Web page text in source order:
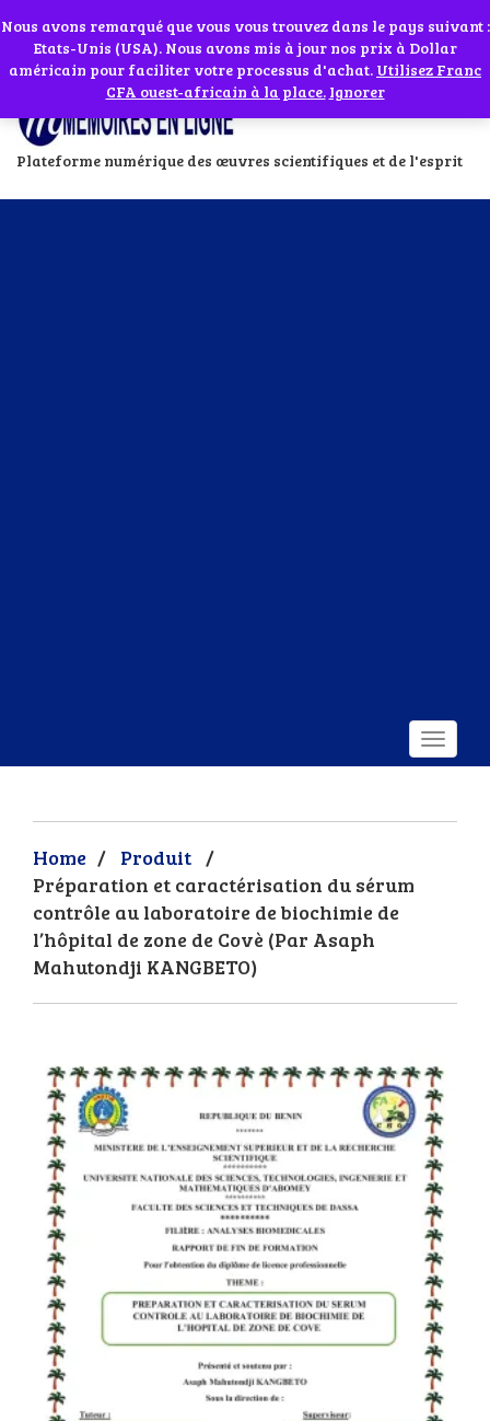
Abonnes toi à notre chaîne WhatsApp en cliquant sur l'icône en face
Plateforme numérique des œuvres scientifiques et de l'esprit
Home / Produit /
Préparation et caractérisation du sérum
contrôle au laboratoire de biochimie de
l’hôpital de zone de Covè (Par Asaph
Mahutondji KANGBETO)
Si vous avez besoin d'assistance Contactez-nous par WhatsApp au
+229 01 95 33 60 26Ignorer
Nous avons remarqué que vous vous trouvez dans le pays suivant :
Etats-Unis (USA). Nous avons mis à jour nos prix à Dollar
américain pour faciliter votre processus d'achat. Utilisez Franc
CFA ouest-africain à la place. Ignorer